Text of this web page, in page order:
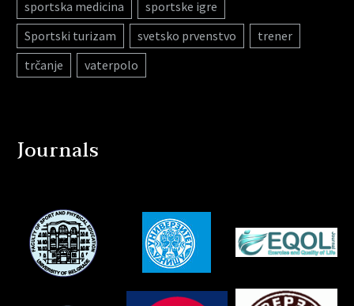
sportska medicina
sportske igre
Sportski turizam
svetsko prvenstvo
trener
trčanje
vaterpolo
Journals